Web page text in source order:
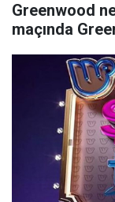
Greenwood
maçında